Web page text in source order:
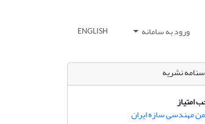
ورود به سامانه ENGLISH
نشریه
امتیاز
مهندسی سازه ایران